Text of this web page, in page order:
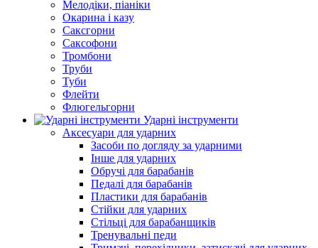
Мелодіки, піаніки
Окарина і казу
Саксгорни
Саксофони
Тромбони
Труби
Туби
Флейти
Флюгельгорни
Ударні інструменти
Аксесуари для ударних
Засоби по догляду за ударними
Інше для ударних
Обручі для барабанів
Педалі для барабанів
Пластики для барабанів
Стійки для ударних
Стільці для барабанщиків
Тренувальні педи